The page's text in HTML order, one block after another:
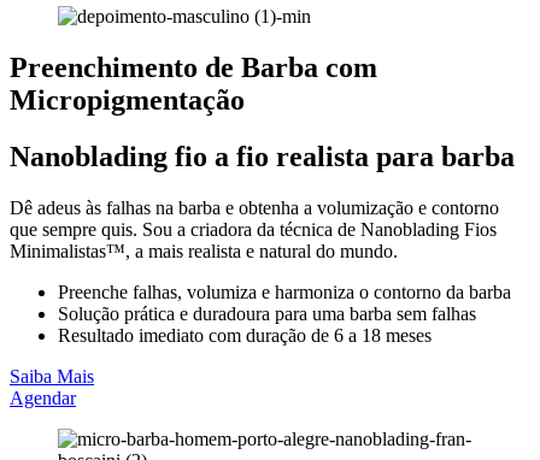
Preenchimento de Barba com
Micropigmentação
Nanoblading fio a fio realista para barba
Dê adeus às falhas na barba e obtenha a volumização e contorno
que sempre quis. Sou a criadora da técnica de Nanoblading Fios
Minimalistas™, a mais realista e natural do mundo.
Preenche falhas, volumiza e harmoniza o contorno da barba
Solução prática e duradoura para uma barba sem falhas
Resultado imediato com duração de 6 a 18 meses
Saiba Mais
Agendar